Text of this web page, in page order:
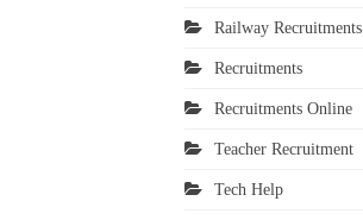
Railway Recruitments
Recruitments
Recruitments Online
Teacher Recruitment
Tech Help